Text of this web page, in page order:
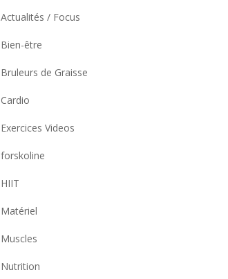
Actualités / Focus
Bien-être
Bruleurs de Graisse
Cardio
Exercices Videos
forskoline
HIIT
Matériel
Muscles
Nutrition